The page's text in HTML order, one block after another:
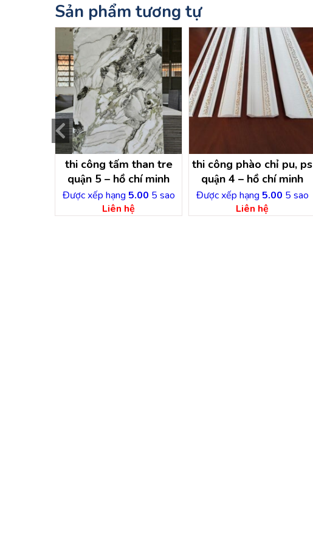
Sản phẩm tương tự
thi công tấm than tre
quận 5 – hồ chí minh
Được xếp hạng 5.00 5 sao
Liên hệ
thi công phào chỉ pu, ps
quận 4 – hồ chí minh
Được xếp hạng 5.00 5 sao
Liên hệ